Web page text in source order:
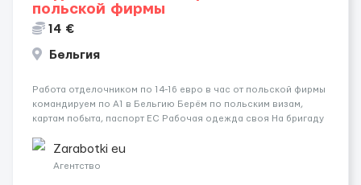
польской фирмы
14 €
Бельгия
Работа отделочником по 14-16 евро в час от польской фирмы
командируем по А1 в Бельгию Берём по польским визам,
картам побыта, паспорт ЕС Рабочая одежда своя На бригаду
Зарплата раз в две недели на банковскую карту Звоните на
Zarabotki eu
Агентство